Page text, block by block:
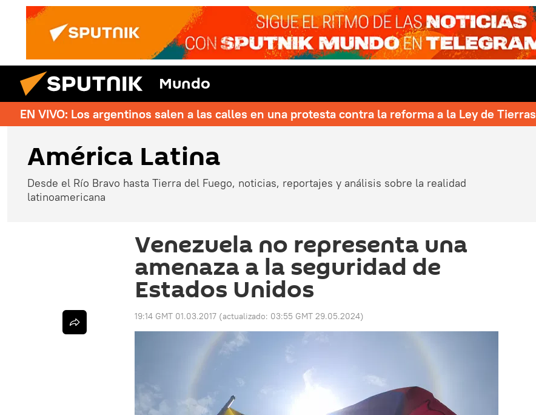
Mundo
EN VIVO: Los argentinos salen a las calles en una protesta contra la reforma a la Ley de Tierras
América Latina
Desde el Río Bravo hasta Tierra del Fuego, noticias, reportajes y análisis sobre la realidad
latinoamericana
Venezuela no representa una
amenaza a la seguridad de
Estados Unidos
19:14 GMT 01.03.2017 (actualizado: 03:55 GMT 29.05.2024)